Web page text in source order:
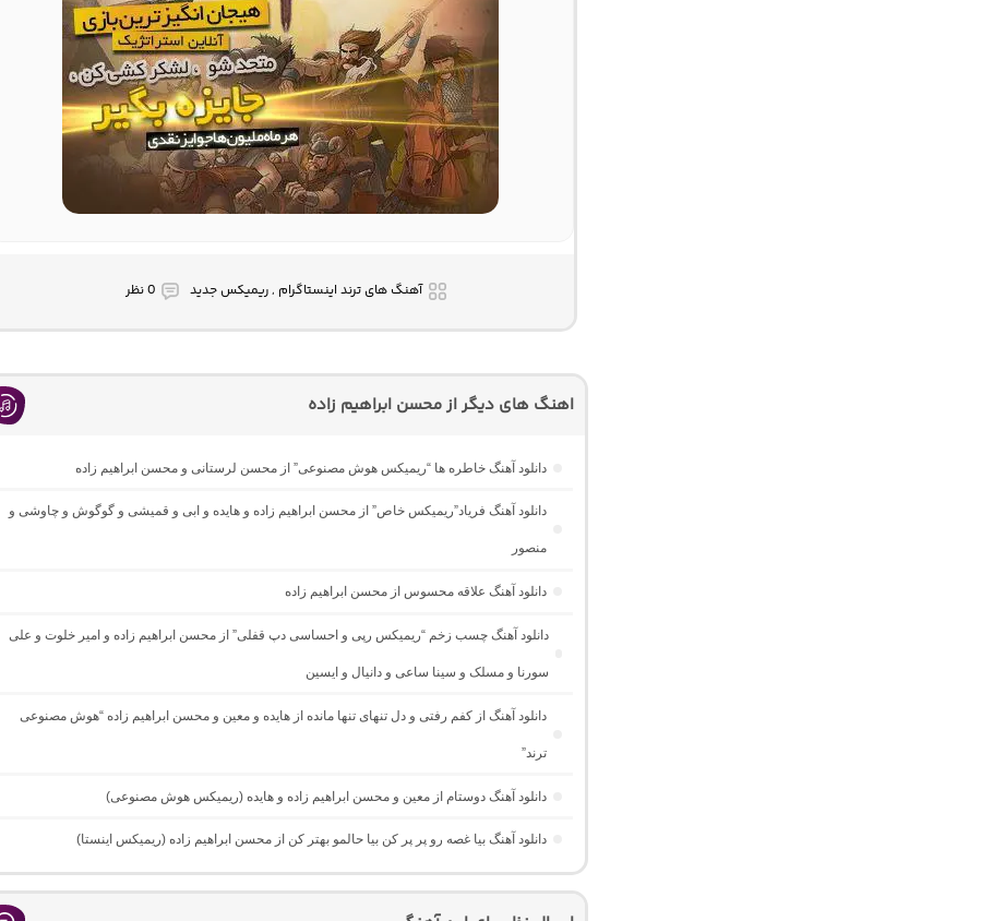
آهنگ های ترند اینستاگرام , ریمیکس جدید 0 نظر
اهنگ های دیگر از محسن ابراهیم زاده
دانلود آهنگ خاطره ها “ریمیکس هوش مصنوعی” از محسن لرستانی و محسن ابراهیم زاده
دانلود آهنگ فریاد”ریمیکس خاص” از محسن ابراهیم زاده و هایده و ابی و قمیشی و گوگوش و چاوشی و
منصور
دانلود آهنگ علاقه محسوس از محسن ابراهیم زاده
دانلود آهنگ چسب زخم “ریمیکس رپی و احساسی دپ قفلی” از محسن ابراهیم زاده و امیر خلوت و علی
سورنا و مسلک و سینا ساعی و دانیال و ایسین
دانلود آهنگ از کفم رفتی و دل تنهای تنها مانده از هایده و معین و محسن ابراهیم زاده “هوش مصنوعی
ترند”
دانلود آهنگ دوستام از معین و محسن ابراهیم زاده و هایده (ریمیکس هوش مصنوعی)
دانلود آهنگ بیا غصه رو پر پر کن بیا حالمو بهتر کن از محسن ابراهیم زاده (ریمیکس اینستا)